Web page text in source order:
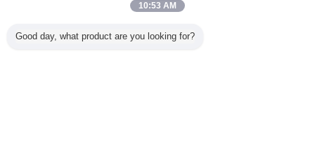
10:53 AM
Good day, what product are you looking for?